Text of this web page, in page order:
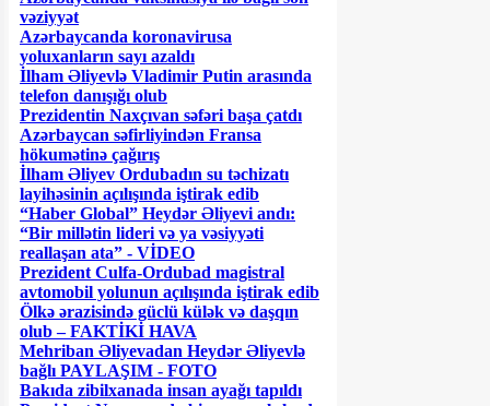
vəziyyət
Azərbaycanda koronavirusa
yoluxanların sayı azaldı
İlham Əliyevlə Vladimir Putin arasında
telefon danışığı olub
Prezidentin Naxçıvan səfəri başa çatdı
Azərbaycan səfirliyindən Fransa
hökumətinə çağırış
İlham Əliyev Ordubadın su təchizatı
layihəsinin açılışında iştirak edib
“Haber Global” Heydər Əliyevi andı:
“Bir millətin lideri və ya vəsiyyəti
reallaşan ata” - VİDEO
Prezident Culfa-Ordubad magistral
avtomobil yolunun açılışında iştirak edib
Ölkə ərazisində güclü külək və daşqın
olub – FAKTİKİ HAVA
Mehriban Əliyevadan Heydər Əliyevlə
bağlı PAYLAŞIM - FOTO
Bakıda zibilxanada insan ayağı tapıldı